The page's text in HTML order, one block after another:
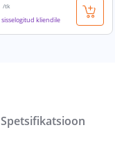
/tk
sisselogitud kliendile
Spetsifikatsioon